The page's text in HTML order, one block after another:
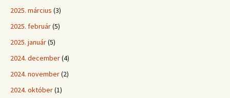
2025. március (3)
2025. február(5)
2025. január(5)
2024. december(4)
2024. november(2)
2024. október(1)